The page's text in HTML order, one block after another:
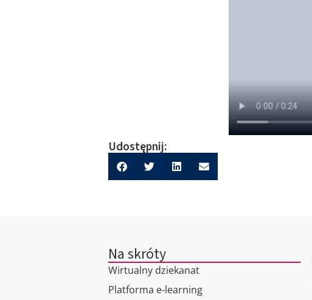
Udostępnij:
Na skróty
Wirtualny dziekanat
Platforma e-learning